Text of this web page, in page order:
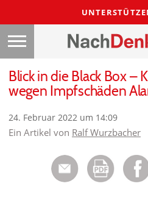
Blick in die Black Box –
wegen Impfschäden
24. Februar 2022 um 14:09
Ein Artikel von Ralf Wurzbacher